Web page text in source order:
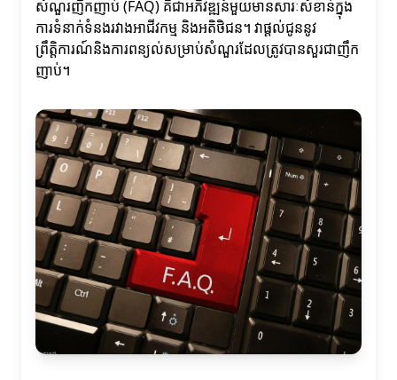
សំណួរញឹកញាប់ (FAQ) គឺជាអភិវឌ្ឍន៍មួយមានសារៈសំខាន់ក្នុង
ការទំនាក់ទំនងរវាងអាជីវកម្ម និងអតិថិជន។ វាផ្តល់ជូននូវ
ព្រឹត្តិការណ៍និងការពន្យល់សម្រាប់សំណួរដែលត្រូវបានសួរជាញឹក
ញាប់។